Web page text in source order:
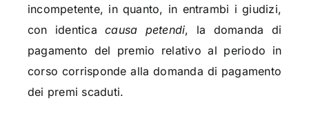
incompetente, in quanto, in entrambi i giudizi,
con identicacausa petendi, la domanda di
pagamento del premio relativo al periodo in
corso corrisponde alla domanda di pagamento
dei premi scaduti.